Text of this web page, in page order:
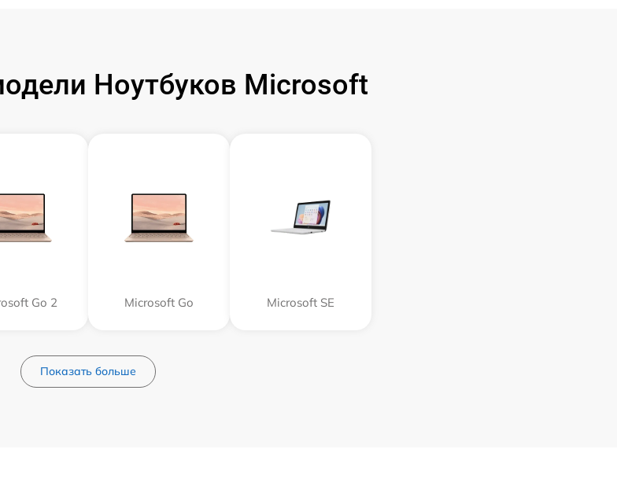
Ноутбуков Microsoft
Go 2 Microsoft Go Microsoft SE
Показать больше